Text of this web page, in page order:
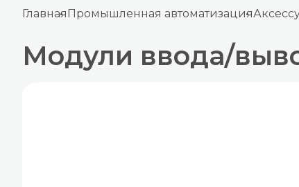
ГлавнаяПромышленная автоматизация
Модули ввода/